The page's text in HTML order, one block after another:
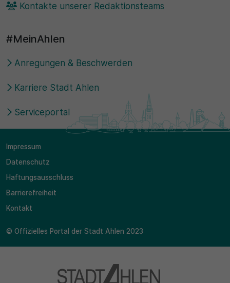
Kontakte unserer Redaktionsteams
#MeinAhlen
Anregungen & Beschwerden
Karriere Stadt Ahlen
Serviceportal
Impressum
Datenschutz
Haftungsausschluss
Barrierefreiheit
Kontakt
© Offizielles Portal der Stadt Ahlen 2023